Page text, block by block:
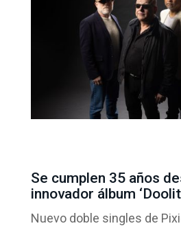
Se cumplen 35 años
innovador álbum
Nuevo doble singles de